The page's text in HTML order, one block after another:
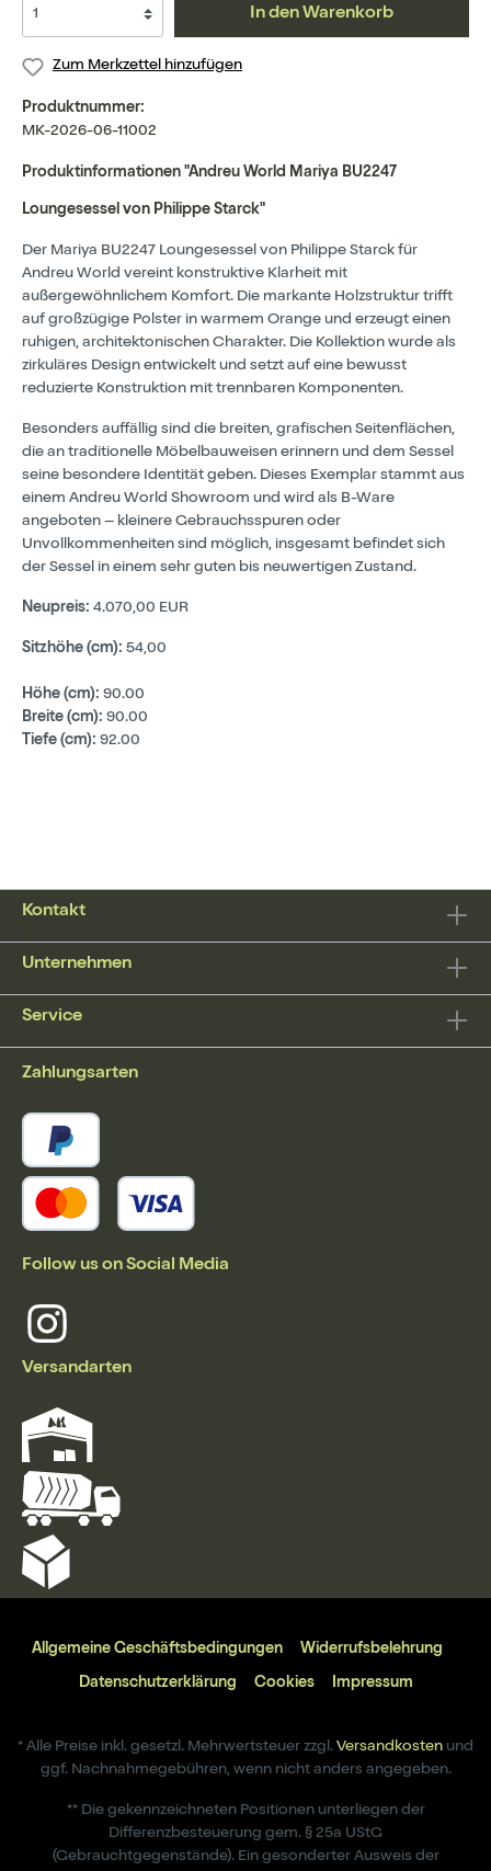
In den Warenkorb
Zum Merkzettel hinzufügen
Produktnummer:
MK-2026-06-11002
Produktinformationen "Andreu World Mariya BU2247
Loungesessel von Philippe Starck"
Der Mariya BU2247 Loungesessel von Philippe Starck für
Andreu World vereint konstruktive Klarheit mit
außergewöhnlichem Komfort. Die markante Holzstruktur trifft
auf großzügige Polster in warmem Orange und erzeugt einen
ruhigen, architektonischen Charakter. Die Kollektion wurde als
zirkuläres Design entwickelt und setzt auf eine bewusst
reduzierte Konstruktion mit trennbaren Komponenten.
Besonders auffällig sind die breiten, grafischen Seitenflächen,
die an traditionelle Möbelbauweisen erinnern und dem Sessel
seine besondere Identität geben. Dieses Exemplar stammt aus
einem Andreu World Showroom und wird als B-Ware
angeboten – kleinere Gebrauchsspuren oder
Unvollkommenheiten sind möglich, insgesamt befindet sich
der Sessel in einem sehr guten bis neuwertigen Zustand.
Neupreis: 4.070,00 EUR
Sitzhöhe (cm): 54,00
Höhe (cm): 90.00
Breite (cm): 90.00
Tiefe (cm): 92.00
Kontakt
Unternehmen
Service
Zahlungsarten
Follow us on Social Media
Versandarten
Allgemeine Geschäftsbedingungen Widerrufsbelehrung
Datenschutzerklärung Cookies Impressum
* Alle Preise inkl. gesetzl. Mehrwertsteuer zzgl. Versandkosten und
ggf. Nachnahmegebühren, wenn nicht anders angegeben.
** Die gekennzeichneten Positionen unterliegen der
Differenzbesteuerung gem. § 25a UStG
(Gebrauchtgegenstände). Ein gesonderter Ausweis der